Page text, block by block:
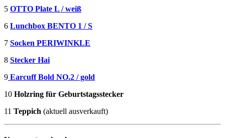
5 OTTO Plate L / weiß
6 Lunchbox BENTO 1 / S
7 Socken PERIWINKLE
8 Stecker Hai
9 Earcuff Bold NO.2 / gold
10 Holzring für Geburtstagsstecker
11 Teppich (aktuell ausverkauft)